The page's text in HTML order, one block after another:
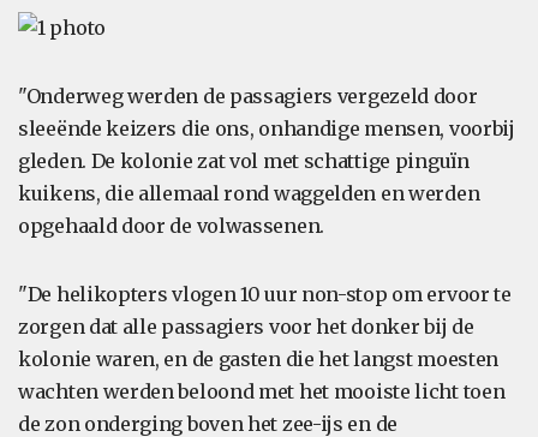
"Onderweg werden de passagiers vergezeld door
sleeënde keizers die ons, onhandige mensen, voorbij
gleden. De kolonie zat vol met schattige pinguïn
kuikens, die allemaal rond waggelden en werden
opgehaald door de volwassenen.
"De helikopters vlogen 10 uur non-stop om ervoor te
zorgen dat alle passagiers voor het donker bij de
kolonie waren, en de gasten die het langst moesten
wachten werden beloond met het mooiste licht toen
de zon onderging boven het zee-ijs en de